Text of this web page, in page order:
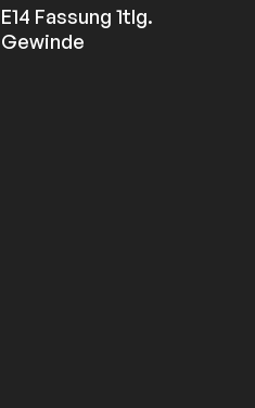
E14 Fassung 1tlg.
Gewinde